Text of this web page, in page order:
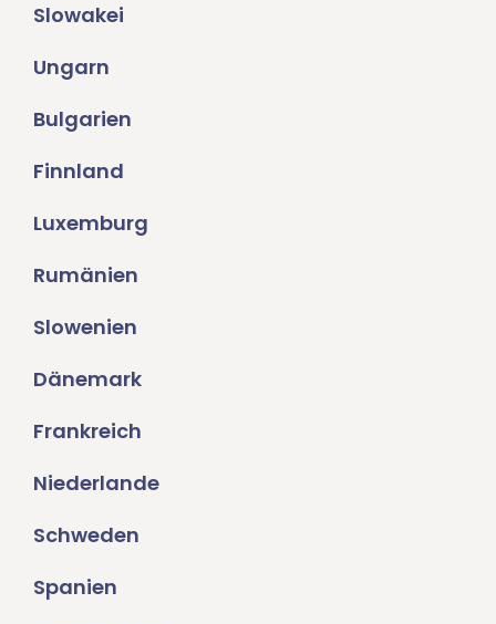
Slowakei
Ungarn
Bulgarien
Finnland
Luxemburg
Rumänien
Slowenien
Dänemark
Frankreich
Niederlande
Schweden
Spanien